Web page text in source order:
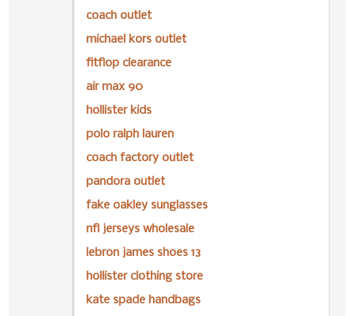
coach outlet
michael kors outlet
fitflop clearance
air max 90
hollister kids
polo ralph lauren
coach factory outlet
pandora outlet
fake oakley sunglasses
nfl jerseys wholesale
lebron james shoes 13
hollister clothing store
kate spade handbags